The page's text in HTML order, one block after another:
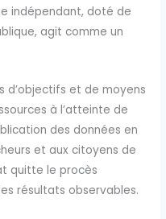
indépendant, doté de
agit comme un
d’objectifs et de moyens
à l’atteinte de
des données en
et aux citoyens de
quitte le procès
résultats observables.